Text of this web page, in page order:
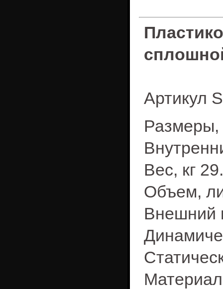
Артикул
Размеры,
Вес, кг
Объем,
Внешний